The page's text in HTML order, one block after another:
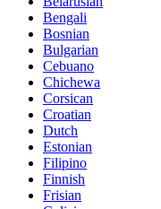
Bengali
Bosnian
Bulgarian
Cebuano
Chichewa
Corsican
Croatian
Dutch
Estonian
Filipino
Finnish
Frisian